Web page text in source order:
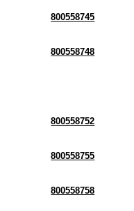
800558745
800558748
800558752
800558755
800558758